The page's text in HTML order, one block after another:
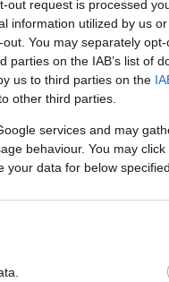
out request is processed
information utilized by us
You may separately
on the IAB’s list of
us to third parties on the
other third parties.
services and may
behaviour. You may
your data for below